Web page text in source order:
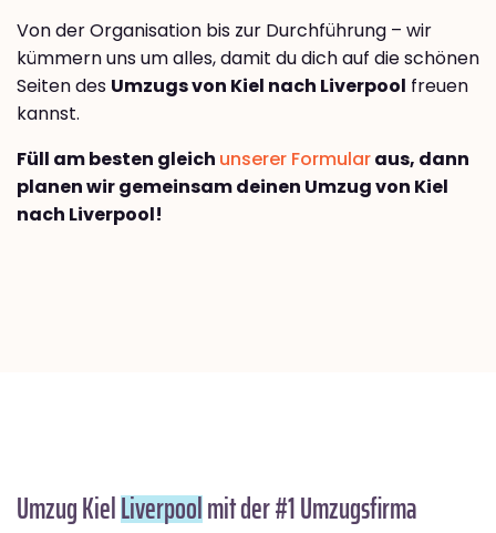
Von der Organisation bis zur Durchführung – wir
kümmern uns um alles, damit du dich auf die schönen
Seiten des Umzugs von Kiel nach Liverpool freuen
kannst.
Füll am besten gleich unserer Formularaus, dann
planen wir gemeinsam deinen Umzug von Kiel
nach Liverpool!
Umzug KielLiverpoolmit der #1 Umzugsfirma